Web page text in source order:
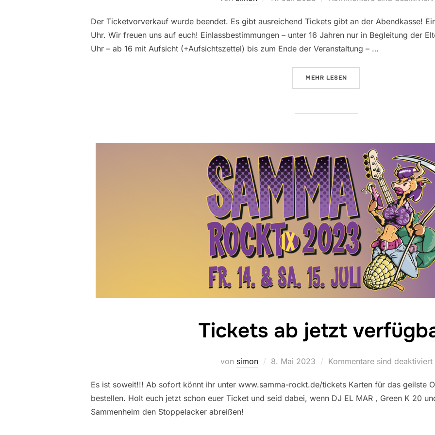
Der Ticketvorverkauf wurde beendet. Es gibt ausreichend Tickets gibt an der Abendkasse!
Uhr. Wir freuen uns auf euch! Einlassbestimmungen – unter 16 Jahren nur in Begleitung der
Uhr – ab 16 mit Aufsicht (+Aufsichtszettel) bis zum Ende der Veranstaltung – …
MEHR ÜBER „ABENDKASSE &
LESEN
Tickets ab jetzt
von simon
Veröffentlicht
8. Mai 2023 Kommentare sind deaktiviert
Es ist soweit!!! Ab sofort könnt ihr unter www.samma-rockt.de/tickets Karten für das geilste
bestellen. Holt euch jetzt schon euer Ticket und seid dabei, wenn DJ EL MAR , Green K 20
Sammenheim den Stoppelacker abreißen!